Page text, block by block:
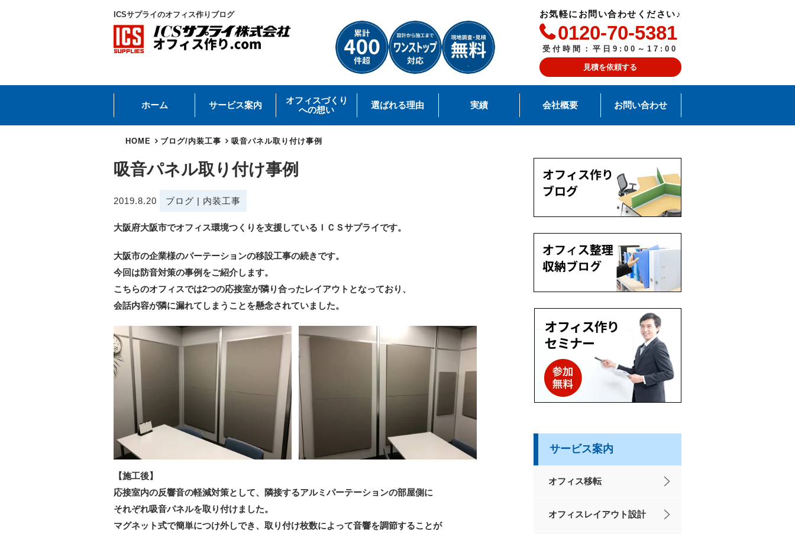
ICSサプライのオフィス作りブログ お気軽にお問い合わせください♪
0120-70-5381
受付時間：平日9:00～17:00
見積を依頼する
ホーム サービス案内
オフィスづくり
への想い
選ばれる理由 実績 会社概要 お問い合わせ
HOME ブログ/内装工事 吸音パネル取り付け事例
吸音パネル取り付け事例
2019.8.20 ブログ | 内装工事
大阪府大阪市でオフィス環境つくりを支援しているＩＣＳサプライです。
大阪市の企業様のパーテーションの移設工事の続きです。
今回は防音対策の事例をご紹介します。
こちらのオフィスでは2つの応接室が隣り合ったレイアウトとなっており、
会話内容が隣に漏れてしまうことを懸念されていました。
【施工後】
応接室内の反響音の軽減対策として、隣接するアルミパーテーションの部屋側に
それぞれ吸音パネルを取り付けました。
マグネット式で簡単につけ外しでき、取り付け枚数によって音響を調節することが
サービス案内
オフィス移転
オフィスレイアウト設計